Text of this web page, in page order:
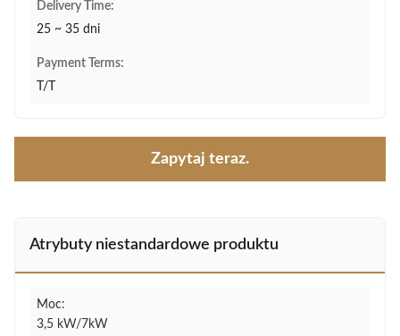
Delivery Time:
25 ~ 35 dni
Payment Terms:
T/T
Zapytaj teraz.
Atrybuty niestandardowe produktu
Moc:
3,5 kW/7kW